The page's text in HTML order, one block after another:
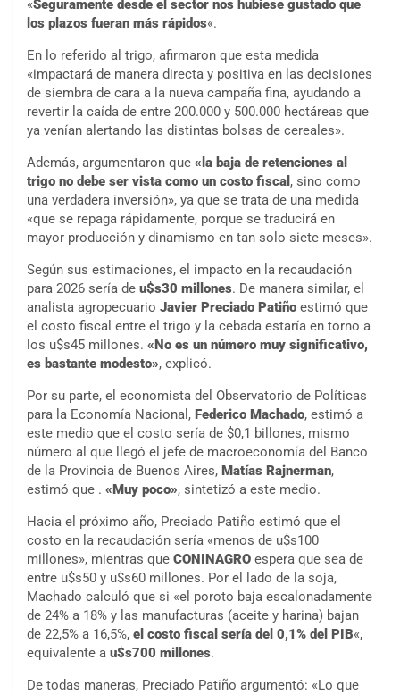
«Seguramente desde el sector nos hubiese gustado que
los plazos fueran más rápidos«.
En lo referido al trigo, afirmaron que esta medida
«impactará de manera directa y positiva en las decisiones
de siembra de cara a la nueva campaña fina, ayudando a
revertir la caída de entre 200.000 y 500.000 hectáreas que
ya venían alertando las distintas bolsas de cereales».
Además, argumentaron que «la baja de retenciones al
trigo no debe ser vista como un costo fiscal , sino como
una verdadera inversión», ya que se trata de una medida
«que se repaga rápidamente, porque se traducirá en
mayor producción y dinamismo en tan solo siete meses».
Según sus estimaciones, el impacto en la recaudación
para 2026 sería de u$s30 millones. De manera similar, el
analista agropecuario Javier Preciado Patiño estimó que
el costo fiscal entre el trigo y la cebada estaría en torno a
los u$s45 millones. «No es un número muy significativo,
es bastante modesto», explicó.
Por su parte, el economista del Observatorio de Políticas
para la Economía Nacional, Federico Machado, estimó a
este medio que el costo sería de $0,1 billones, mismo
número al que llegó el jefe de macroeconomía del Banco
de la Provincia de Buenos Aires, Matías Rajnerman,
estimó que . «Muy poco», sintetizó a este medio.
Hacia el próximo año, Preciado Patiño estimó que el
costo en la recaudación sería «menos de u$s100
millones», mientras que CONINAGRO espera que sea de
entre u$s50 y u$s60 millones. Por el lado de la soja,
Machado calculó que si «el poroto baja escalonadamente
de 24% a 18% y las manufacturas (aceite y harina) bajan
de 22,5% a 16,5%, el costo fiscal sería del 0,1% del PIB«,
equivalente a u$s700 millones.
De todas maneras, Preciado Patiño argumentó: «Lo que